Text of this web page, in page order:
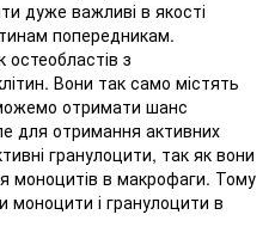
дуже важливі в якості
попередникам.
з
Вони так само містять
отримати шанс
для отримання активних
гранулоцити, так як вони
моноцитів в макрофаги. Тому
моноцити і гранулоцити в